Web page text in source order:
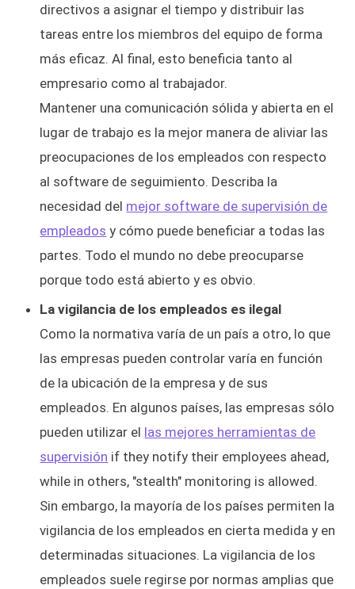
directivos a asignar el tiempo y distribuir las
tareas entre los miembros del equipo de forma
más eficaz. Al final, esto beneficia tanto al
empresario como al trabajador.
Mantener una comunicación sólida y abierta en el
lugar de trabajo es la mejor manera de aliviar las
preocupaciones de los empleados con respecto
al software de seguimiento. Describa la
necesidad del mejor software de supervisión de
empleados y cómo puede beneficiar a todas las
partes. Todo el mundo no debe preocuparse
porque todo está abierto y es obvio.
La vigilancia de los empleados es ilegal
Como la normativa varía de un país a otro, lo que
las empresas pueden controlar varía en función
de la ubicación de la empresa y de sus
empleados. En algunos países, las empresas sólo
pueden utilizar el las mejores herramientas de
supervisión if they notify their employees ahead,
while in others, "stealth" monitoring is allowed.
Sin embargo, la mayoría de los países permiten la
vigilancia de los empleados en cierta medida y en
determinadas situaciones. La vigilancia de los
empleados suele regirse por normas amplias que